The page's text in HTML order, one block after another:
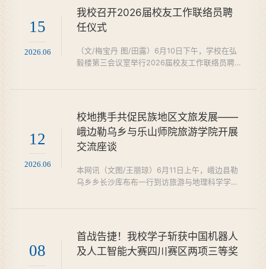
精英队伍出征本次大赛。经过激烈角逐，我校代
表队斩获金奖1项、银奖2项、铜奖1项，一举创
下我校参加该项赛事以来的历史最好成绩！作为
本次大赛吸引了来自四川、重...
15
2026.06
我校召开2026届校友工作联络员聘
任仪式
（文/梅宝丹 图/田露）6月10日下午，学校在弘
毅楼第三会议室举行2026届校友工作联络员聘
教育中心专职副主任夏红及2026届校友工作联
络员代表参加了此次会议。会议由校友事务办公
室副主任、校友会副秘书长聂丽主持。​聘任仪式
在全体参会人员合唱校歌《放飞梦想》的歌声中
12
2026.06
校地携手共促民族地区文旅发展——
峨边勒乌乡与乐山师院旅游学院开展
交流座谈
本网讯（文图/王丽琼）6月11日上午，峨边县勒
乌乡乡长沙库布布一行到访旅游与地理科学学
旅游发展研究中心部分教师代表参加座谈。沙库
布布乡长介绍了勒乌乡独特的自然资源和发展潜
力，指出当前正处于旅游从“野游”走向规范化运
08
首战告捷！我校学子斩获中国机器人
及人工智能大赛四川赛区两项三等奖